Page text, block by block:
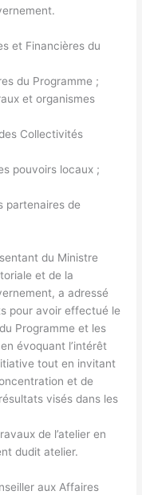
et Financières du
du Programme ;
et organismes
Collectivités
pouvoirs locaux ;
partenaires de
du Ministre
et de la
a adressé
pour avoir effectué le
Programme et les
évoquant l’intérêt
tout en invitant
et de
visés dans les
de l’atelier en
dudit atelier.
aux Affaires